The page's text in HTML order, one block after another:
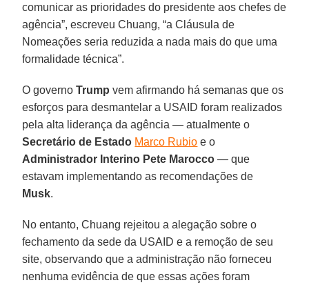
comunicar as prioridades do presidente aos chefes de
agência”, escreveu Chuang, “a Cláusula de
Nomeações seria reduzida a nada mais do que uma
formalidade técnica”.
O governoTrump vem afirmando há semanas que os
esforços para desmantelar a USAID foram realizados
pela alta liderança da agência — atualmente o
Secretário de Estado Marco Rubio e o
Administrador Interino Pete Marocco — que
estavam implementando as recomendações de
Musk.
No entanto, Chuang rejeitou a alegação sobre o
fechamento da sede da USAID e a remoção de seu
site, observando que a administração não forneceu
nenhuma evidência de que essas ações foram